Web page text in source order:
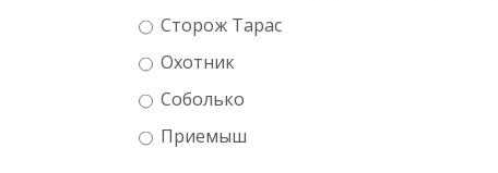
Сторож Тарас
Охотник
Соболько
Приемыш